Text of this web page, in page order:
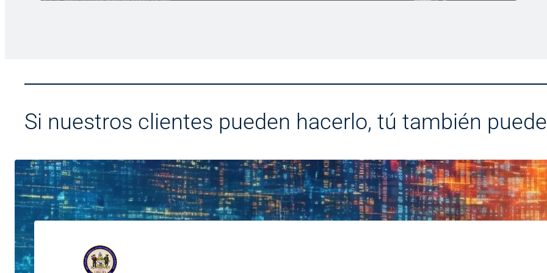
Si nuestros clientes pueden hacerlo, tú también